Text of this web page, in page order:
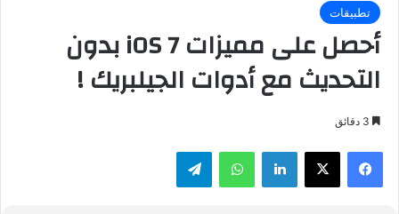
تطبيقات
أحصل على مميزات iOS 7 بدون
التحديث مع أدوات الجيلبريك !
فيسبوك لينكدإن واتساب